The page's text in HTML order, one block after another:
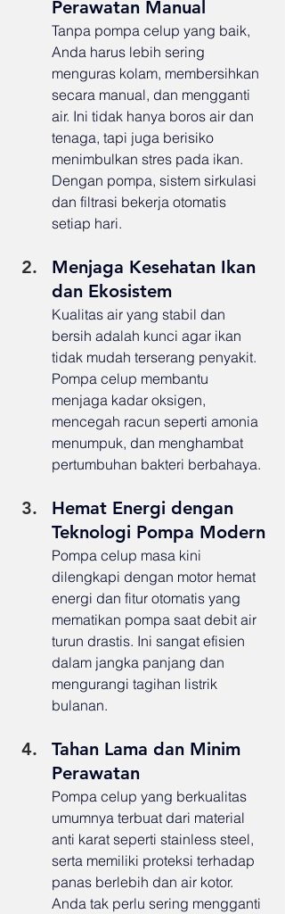
Perawatan Manual
Tanpa pompa celup yang baik,
Anda harus lebih sering
menguras kolam, membersihkan
secara manual, dan mengganti
air. Ini tidak hanya boros air dan
tenaga, tapi juga berisiko
menimbulkan stres pada ikan.
Dengan pompa, sistem sirkulasi
dan filtrasi bekerja otomatis
setiap hari.
Menjaga Kesehatan Ikan
dan Ekosistem
Kualitas air yang stabil dan
bersih adalah kunci agar ikan
tidak mudah terserang penyakit.
Pompa celup membantu
menjaga kadar oksigen,
mencegah racun seperti amonia
menumpuk, dan menghambat
pertumbuhan bakteri berbahaya.
Hemat Energi dengan
Teknologi Pompa Modern
Pompa celup masa kini
dilengkapi dengan motor hemat
energi dan fitur otomatis yang
mematikan pompa saat debit air
turun drastis. Ini sangat efisien
dalam jangka panjang dan
mengurangi tagihan listrik
bulanan.
Tahan Lama dan Minim
Perawatan
Pompa celup yang berkualitas
umumnya terbuat dari material
anti karat seperti stainless steel,
serta memiliki proteksi terhadap
panas berlebih dan air kotor.
Anda tak perlu sering mengganti